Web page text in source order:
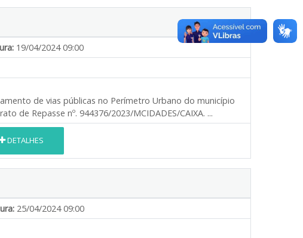
19/04/2024 09:00
de vias públicas no Perímetro Urbano do município
de Repasse nº. 944376/2023/MCIDADES/CAIXA. ...
DETALHES
25/04/2024 09:00